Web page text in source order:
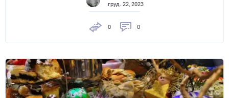
груд. 22, 2023
0 0